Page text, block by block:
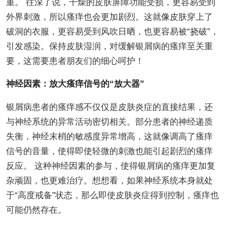
重。 往深了说，干燥的皮肤屏障功能受损，更容易受到
外界刺激，所以瘙痒也会更加剧烈。这就像皮肤穿上了
破洞的衣服，更容易受到风吹日晒，也更容易被“挠破”，
引发感染。保持皮肤湿润，对缓解银屑病的瘙痒至关重
要，这需要患者朋友们的细心呵护！
神经因素：放大瘙痒信号的“放大器”
银屑病患者的瘙痒感不仅仅是皮肤炎症的直接结果，还
与神经系统的异常活动密切相关。部分患者的神经递质
失衡，神经末梢的敏感度异常增高，这就像调高了瘙痒
信号的音量，使得即使轻微的刺激也能引起剧烈的瘙痒
反应。 这种神经因素的参与，使得银屑病的瘙痒更加复
杂顽固，也更难治疗。想想看，如果神经系统本身就处
于“高度戒备”状态，那么即使皮肤炎症得到控制，瘙痒也
可能仍然存在。